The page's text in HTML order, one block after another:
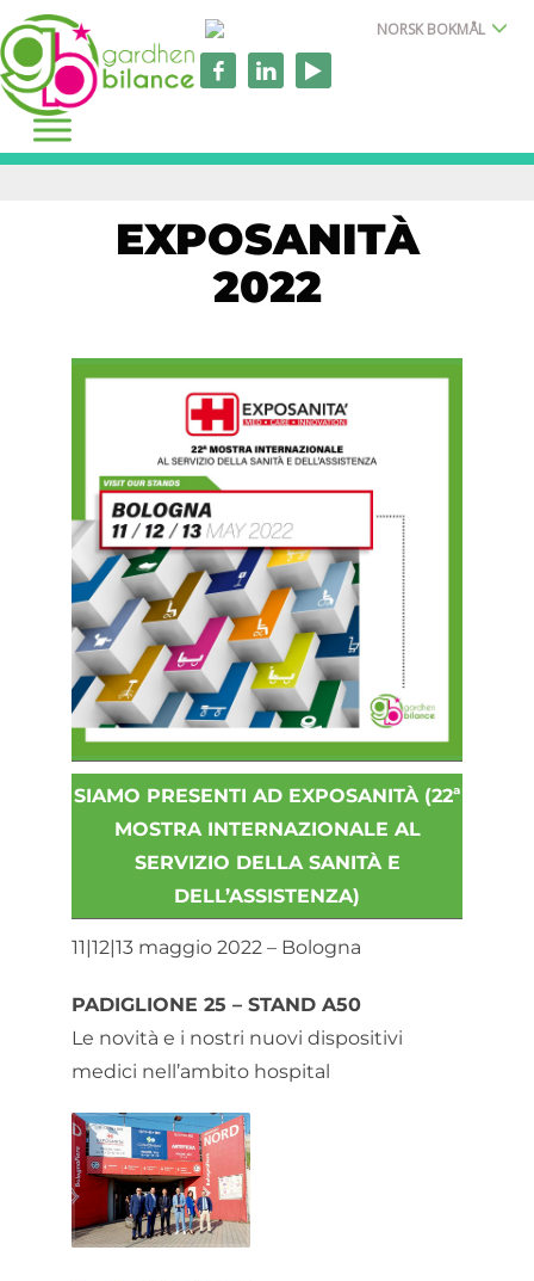
NORSK BOKMÅL
EXPOSANITÀ
2022
SIAMO PRESENTI AD EXPOSANITÀ (22ª
MOSTRA INTERNAZIONALE AL
SERVIZIO DELLA SANITÀ E
DELL’ASSISTENZA)
11|12|13 maggio 2022 – Bologna
PADIGLIONE 25 – STAND A50
Le novità e i nostri nuovi dispositivi
medici nell’ambito hospital